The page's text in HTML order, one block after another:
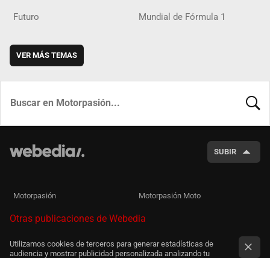
Futuro Mundial de Fórmula 1
VER MÁS TEMAS
SUBIR
Motorpasión Motorpasión Moto
Otras publicaciones de Webedia
Utilizamos cookies de terceros para generar estadísticas de
audiencia y mostrar publicidad personalizada analizando tu